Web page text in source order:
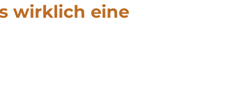
wirklich eine